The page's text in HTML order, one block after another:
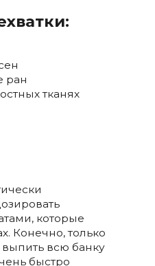
ран
тканях
которые
Конечно, только
всю банку
быстро